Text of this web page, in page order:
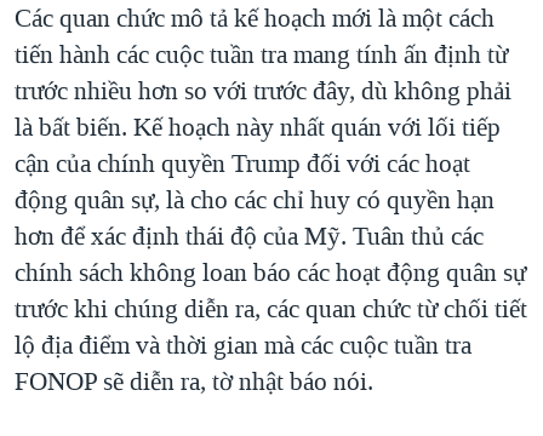
Các quan chức mô tả kế hoạch mới là một cách
tiến hành các cuộc tuần tra mang tính ấn định từ
trước nhiều hơn so với trước đây, dù không phải
là bất biến. Kế hoạch này nhất quán với lối tiếp
cận của chính quyền Trump đối với các hoạt
động quân sự, là cho các chỉ huy có quyền hạn
hơn để xác định thái độ của Mỹ. Tuân thủ các
chính sách không loan báo các hoạt động quân sự
trước khi chúng diễn ra, các quan chức từ chối tiết
lộ địa điểm và thời gian mà các cuộc tuần tra
FONOP sẽ diễn ra, tờ nhật báo nói.